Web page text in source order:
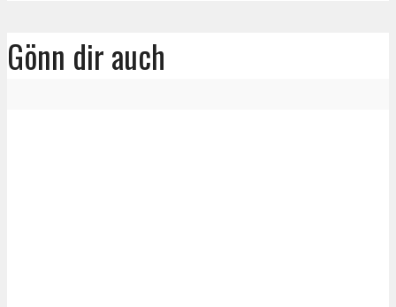
Gönn dir auch